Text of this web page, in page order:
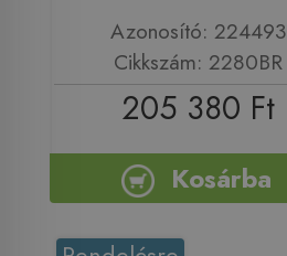
Azonosító: 224493
Cikkszám: 2280BR
205 380 Ft
Kosárba